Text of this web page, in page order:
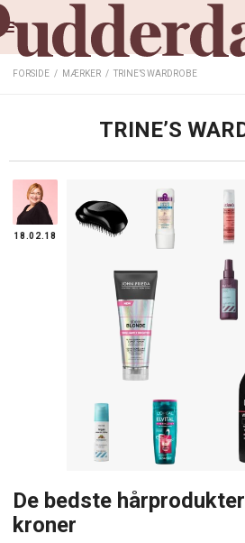
FORSIDE / MÆRKER / TRINE’S WARDROBE
TRINE’S
18.02.18
De bedste
kroner